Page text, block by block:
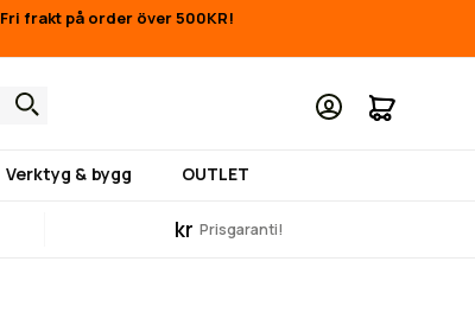
Fri frakt på order över 500KR!
Min
Verktyg & bygg OUTLET
kr Prisgaranti!